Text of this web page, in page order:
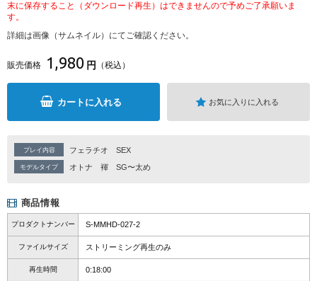
末に保存すること（ダウンロード再生）はできませんので予めご了承願いま
す。
詳細は画像（サムネイル）にてご確認ください。
販売価格 1,980 円 （税込）
カートに入れる お気に入りに入れる
プレイ内容 フェラチオ SEX
モデルタイプ オトナ 褌 SG〜太め
商品情報
プロダクトナンバー S-MMHD-027-2
ファイルサイズ ストリーミング再生のみ
再生時間 0:18:00